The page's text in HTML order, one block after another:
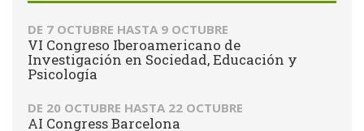
DE 7 OCTUBRE HASTA 9 OCTUBRE
VI Congreso Iberoamericano de
Investigación en Sociedad, Educación y
Psicología
DE 20 OCTUBRE HASTA 22 OCTUBRE
AI Congress Barcelona